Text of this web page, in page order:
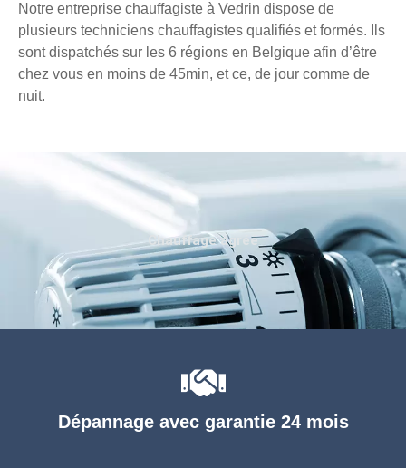
Notre entreprise chauffagiste à Vedrin dispose de
plusieurs techniciens chauffagistes qualifiés et formés. Ils
sont dispatchés sur les 6 régions en Belgique afin d’être
chez vous en moins de 45min, et ce, de jour comme de
nuit.
Dépannage avec garantie 24 mois
Chauffage agréé